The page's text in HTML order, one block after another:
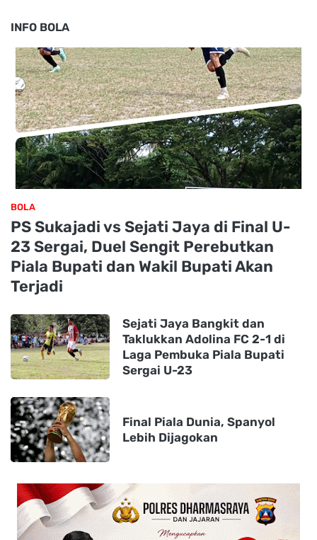
INFO BOLA
BOLA
PS Sukajadi vs Sejati Jaya di Final U-
23 Sergai, Duel Sengit Perebutkan
Piala Bupati dan Wakil Bupati Akan
Terjadi
Sejati Jaya Bangkit dan
Taklukkan Adolina FC 2-1 di
Laga Pembuka Piala Bupati
Sergai U-23
Final Piala Dunia, Spanyol
Lebih Dijagokan